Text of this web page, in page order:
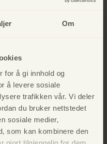
Om
for å gi innhold og
å levere sosiale
trafikken vår. Vi deler
du bruker nettstedet
sosiale medier,
som kan kombinere den
og tilbud
mest
leiebil og bespisning
30% rabatt
kredittkort